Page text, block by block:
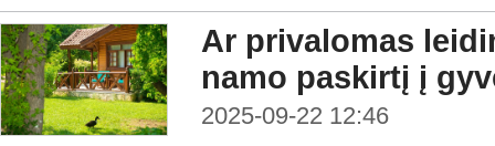
Ar privalomas
namo paskirtį į
2025-09-22 12:46